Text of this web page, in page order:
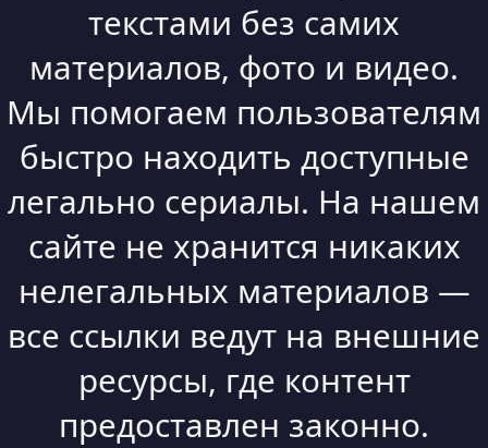
текстами без самих
материалов, фото и видео.
Мы помогаем пользователям
быстро находить доступные
легально сериалы. На нашем
сайте не хранится никаких
нелегальных материалов —
все ссылки ведут на внешние
ресурсы, где контент
предоставлен законно.